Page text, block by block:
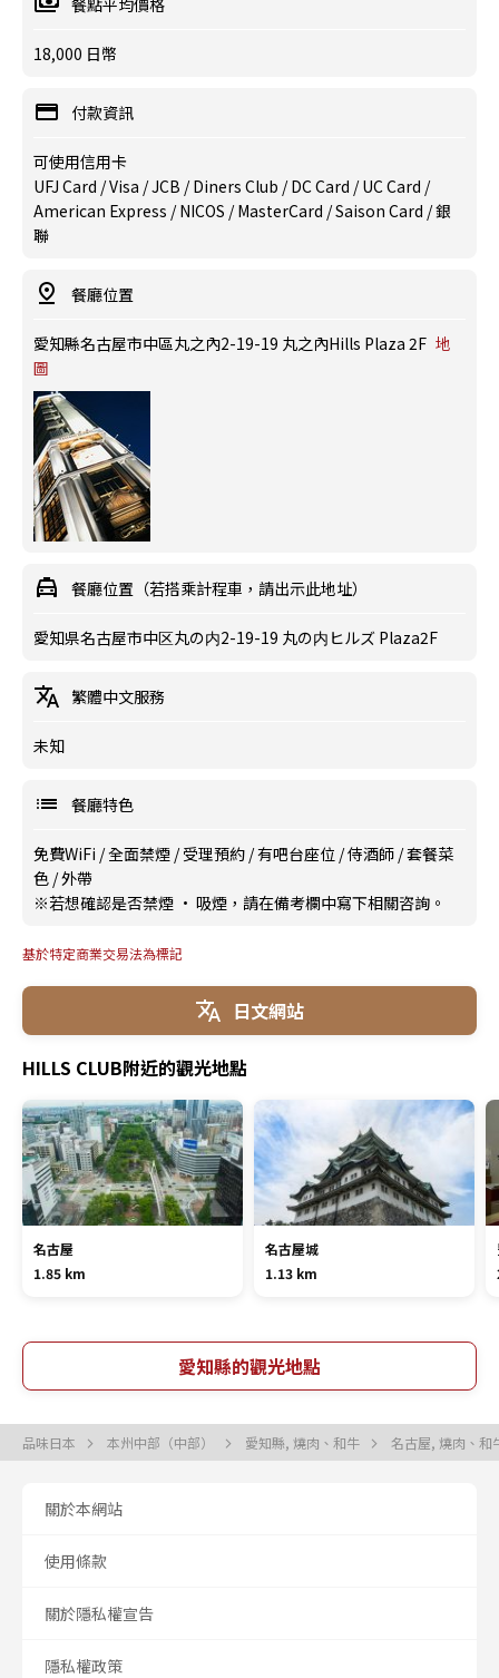
餐點平均價格
18,000 日幣
付款資訊
可使用信用卡
UFJ Card / Visa / JCB / Diners Club / DC Card / UC Card /
American Express / NICOS / MasterCard / Saison Card / 銀
聯
餐廳位置
愛知縣名古屋市中區丸之內2-19-19 丸之內Hills Plaza 2F 地
圖
餐廳位置（若搭乘計程車，請出示此地址）
愛知県名古屋市中区丸の内2-19-19 丸の内ヒルズ Plaza2F
繁體中文服務
未知
餐廳特色
免費WiFi /全面禁煙 /受理預約 /有吧台座位 /侍酒師 /套餐菜
色 /外帶
※若想確認是否禁煙 · 吸煙，請在備考欄中寫下相關咨詢。
基於特定商業交易法為標記
日文網站
HILLS CLUB附近的觀光地點
名古屋
1.85 km
名古屋城
1.13 km
愛知縣的觀光地點
品味日本 本州中部（中部） 愛知縣, 燒肉、和牛 名古屋, 燒肉、和
關於本網站
使用條款
關於隱私權宣告
隱私權政策